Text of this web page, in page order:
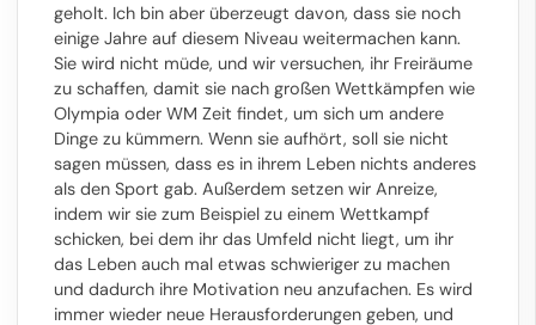
geholt. Ich bin aber überzeugt davon, dass sie noch
einige Jahre auf diesem Niveau weitermachen kann.
Sie wird nicht müde, und wir versuchen, ihr Freiräume
zu schaffen, damit sie nach großen Wettkämpfen wie
Olympia oder WM Zeit findet, um sich um andere
Dinge zu kümmern. Wenn sie aufhört, soll sie nicht
sagen müssen, dass es in ihrem Leben nichts anderes
als den Sport gab. Außerdem setzen wir Anreize,
indem wir sie zum Beispiel zu einem Wettkampf
schicken, bei dem ihr das Umfeld nicht liegt, um ihr
das Leben auch mal etwas schwieriger zu machen
und dadurch ihre Motivation neu anzufachen. Es wird
immer wieder neue Herausforderungen geben, und